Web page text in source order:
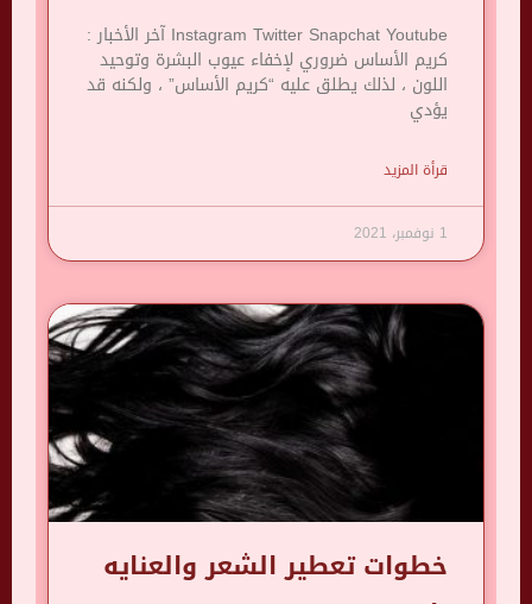
Instagram Twitter Snapchat Youtube آخر الأخبار :
كريم الأساس ضروري لإخفاء عيوب البشرة وتوحيد
اللون ، لذلك يطلق عليه “كريم الأساس” ، ولكنه قد
يؤدي
قرأة المزيد
1 نوفمبر، 2021
خطوات تعطير الشعر والعنايه